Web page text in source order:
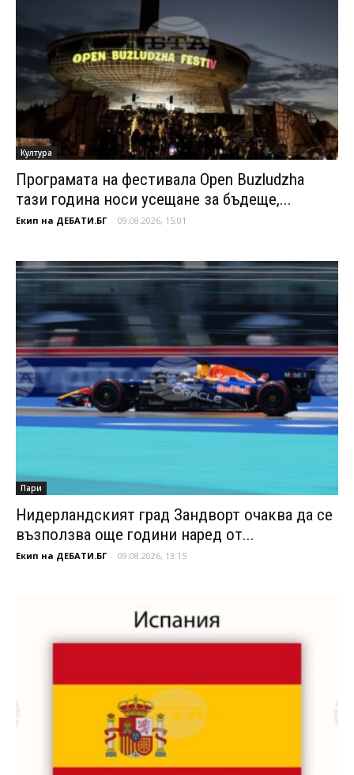
Култура
Програмата на фестивала Open Buzludzha
тази година носи усещане за бъдеще,...
Екип на ДЕБАТИ.БГ - 09.08.2026, 15:01
Пари
Нидерландският град Зандворт очаква да се
възползва още години наред от...
Екип на ДЕБАТИ.БГ - 09.08.2026, 13:15